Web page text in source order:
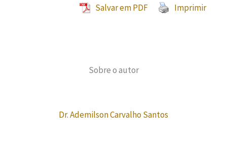
Salvar em PDF Imprimir
Sobre o autor
Dr. Ademilson Carvalho Santos